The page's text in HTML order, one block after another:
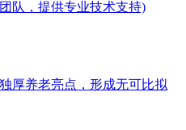
队，提供专业技术支持)
厚养老亮点，形成无可比拟